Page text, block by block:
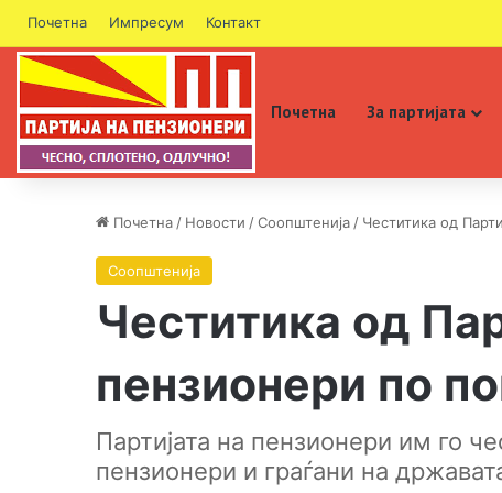
Почетна Импресум Контакт
Почетна За партијата
Почетна / Новости /Соопштенија / Честитика од
Соопштенија
Честитика од
пензионери по
Партијата на пензионери им го
пензионери и граѓани на